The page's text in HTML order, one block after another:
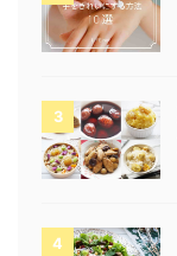
3
4